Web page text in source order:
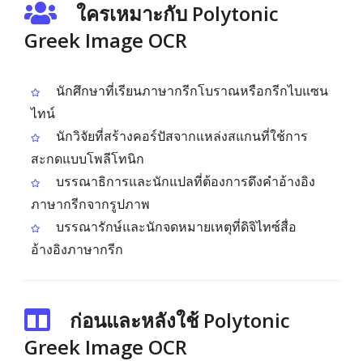
ใครเหมาะกับ Polytonic
Greek Image OCR
นักศึกษาที่เรียนภาษากรีกโบราณหรือกรีกไบแซน
ไทน์
นักวิจัยที่สร้างคอร์ปัสจากแหล่งสแกนที่ใช้การ
สะกดแบบโพลีโทนิก
บรรณาธิการและนักแปลที่ต้องการดึงคำอ้างอิง
ภาษากรีกจากรูปภาพ
บรรณารักษ์และนักจดหมายเหตุที่ดิจิไทซ์สื่อ
อ้างอิงภาษากรีก
ก่อนและหลังใช้ Polytonic
Greek Image OCR